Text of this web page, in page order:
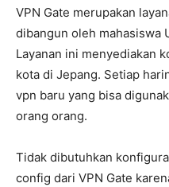
VPN Gate merupakan
dibangun oleh mahasiswa
Layanan ini menyediakan
kota di Jepang. Setiap
vpn baru yang bisa
orang orang.
Tidak dibutuhkan
config dari VPN Gate